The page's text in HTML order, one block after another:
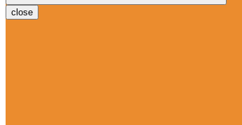
close